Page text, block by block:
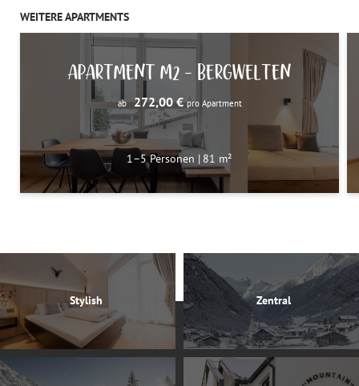
WEITERE APARTMENTS
APARTMENT M2 – BERGWELTEN
ab 272,00 €pro Apartment
1–5 Personen | 81 m²
Stylish Zentral